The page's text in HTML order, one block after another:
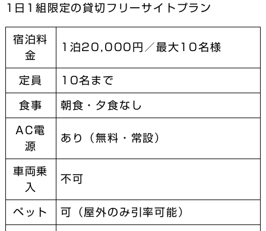
1日1組限定の貸切フリーサイトプラン
宿泊料
金
1泊20,000円／最大10名様
定員 10名まで
食事 朝食・夕食なし
AC電
源
あり（無料・常設）
車両乗
入
不可
ペット 可（屋外のみ引率可能）